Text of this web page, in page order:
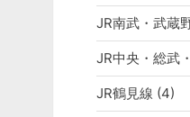
JR南武・武蔵
JR中央・総武
JR鶴見線 (4)